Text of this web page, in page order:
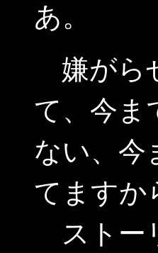
あ。
嫌がら
て、今ま
ない、今
てますか
ストー